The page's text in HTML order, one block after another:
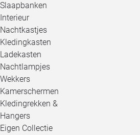
Slaapbanken
Interieur
Nachtkastjes
Kledingkasten
Ladekasten
Nachtlampjes
Wekkers
Kamerschermen
Kledingrekken &
Hangers
Eigen Collectie